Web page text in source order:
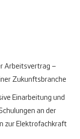
Arbeitsvertrag –
Zukunftsbranche
Einarbeitung und
an der
zur Elektrofachkraft